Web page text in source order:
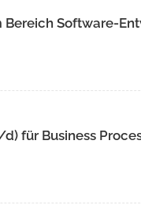
Bereich Software-
für Business